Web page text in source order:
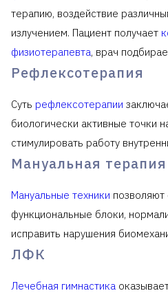
терапию, воздействие
излучением. Пациент получает
физиотерапевта, врач
Рефлексотерапия
Суть рефлексотерапии
биологически активные точки
стимулировать работу
Мануальная терапия
Мануальные техники
функциональные блоки,
исправить нарушения
ЛФК
Лечебная гимнастика